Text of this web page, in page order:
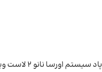
پاد سیستم اورسا نانو ۲ لاست ویپ Lost Vape Ursa Nano 2